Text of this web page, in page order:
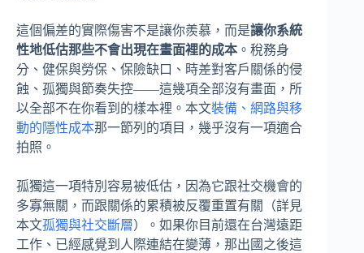
這個偏差的實際傷害不是讓你羨慕，而是讓你系統
性地低估那些不會出現在畫面裡的成本 。稅務身
分、健保與勞保、保險缺口、時差對客戶關係的侵
蝕、孤獨與節奏失控——這幾項全部沒有畫面，所
以全部不在你看到的樣本裡。本文裝備、網路與移
動的隱性成本那一節列的項目，幾乎沒有一項適合
拍照。
孤獨這一項特別容易被低估，因為它跟社交機會的
多寡無關，而跟關係的累積被反覆重置有關（詳見
本文孤獨與社交斷層）。如果你目前還在台灣遠距
工作、已經感覺到人際連結在變薄，那出國之後這